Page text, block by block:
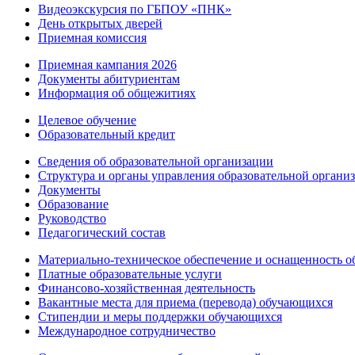
Видеоэкскурсия по ГБПОУ «ПНК»
День открытых дверей
Приемная комиссия
Приемная кампания 2026
Дoкументы абитуриентам
Информация об общежитиях
Целевое обучение
Образовательный кредит
Сведения об образовательной организации
Структура и органы управления образовательной
Документы
Образование
Руководство
Педагогический состав
Материально-техническое обеспечение и оснащенность
Платные образовательные услуги
Финансово-хозяйственная деятельность
Вакантные места для приема (перевода) обучающихся
Стипендии и меры поддержки обучающихся
Международное сотрудничество